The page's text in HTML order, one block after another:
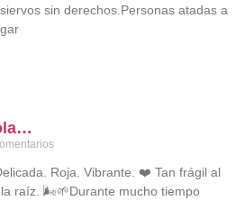
sin derechos.Personas atadas a
Roja. Vibrante. ❤️ Tan frágil al
raíz. 🌬️🌱Durante mucho tiempo